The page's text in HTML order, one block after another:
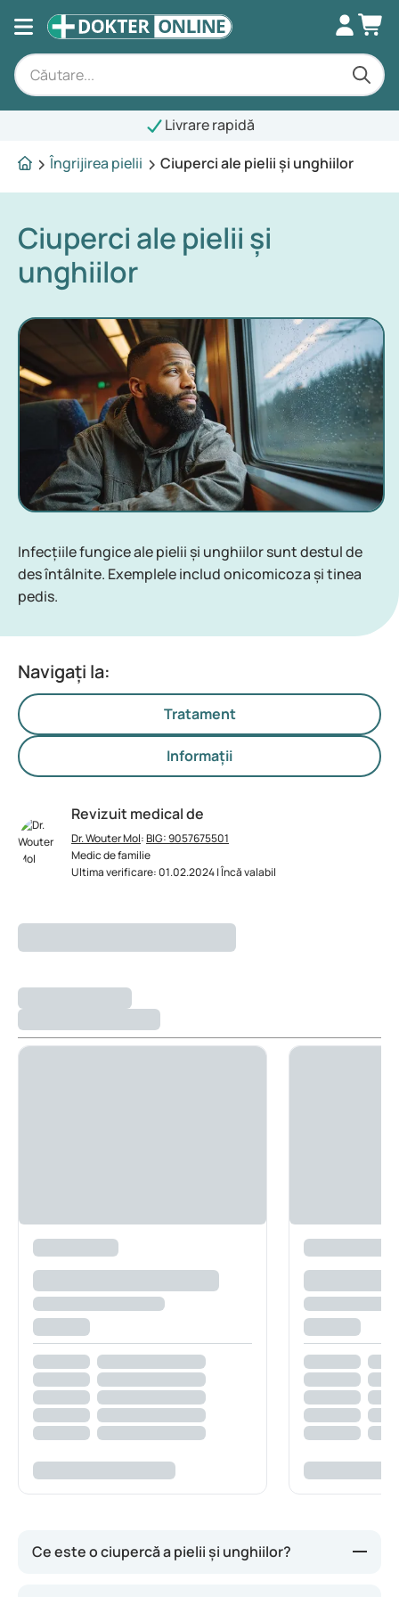
Livrare rapidă
Îngrijirea pielii
Ciuperci ale pielii și unghiilor
Ciuperci ale pielii și
unghiilor
Infecțiile fungice ale pielii și unghiilor sunt destul de
des întâlnite. Exemplele includ onicomicoza și tinea
pedis.
Navigați la:
Tratament
Informații
Revizuit medical de
Dr. Wouter Mol:BIG: 9057675501
Medic de familie
Ultima verificare: 01.02.2024 | Încă valabil
Ce este o ciupercă a pielii și unghiilor?